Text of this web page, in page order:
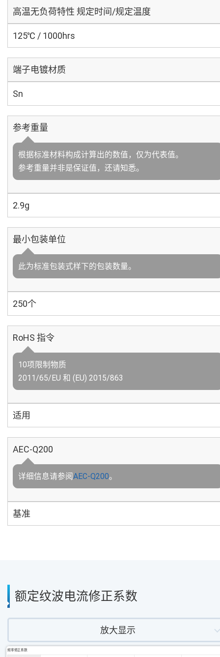
高温无负荷特性 规定时间/规定温度
125℃ / 1000hrs
端子电镀材质
Sn
参考重量
根据标准材料构成计算出的数值，仅为代表值。
参考重量并非是保证值，还请知悉。
2.9g
最小包装单位
此为标准包装式样下的包装数量。
250个
RoHS 指令
10项限制物质
2011/65/EU 和 (EU) 2015/863
适用
AEC-Q200
详细信息请参阅AEC-Q200。
基准
额定纹波电流修正系数
放大显示
频率修正系数